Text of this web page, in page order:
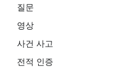
질문
영상
사건 사고
전적 인증